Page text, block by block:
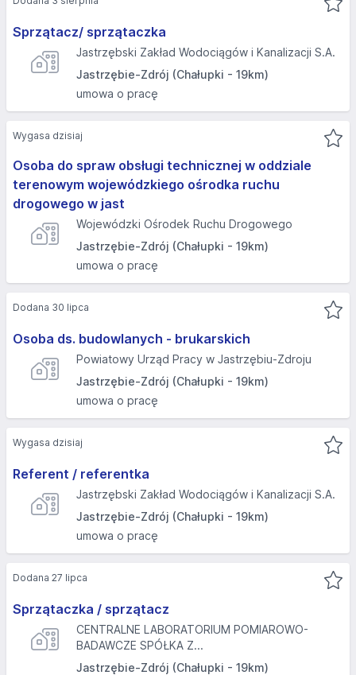
Sprzątacz/ sprzątaczka
Jastrzębski Zakład Wodociągów i Kanalizacji S.A.
Jastrzębie-Zdrój (Chałupki - 19km)
umowa o pracę
Osoba do spraw obsługi technicznej w oddziale
terenowym wojewódzkiego ośrodka ruchu
drogowego w jast
Wojewódzki Ośrodek Ruchu Drogowego
Jastrzębie-Zdrój (Chałupki - 19km)
umowa o pracę
Wygasa dzisiaj
Osoba ds. budowlanych - brukarskich
Powiatowy Urząd Pracy w Jastrzębiu-Zdroju
Jastrzębie-Zdrój (Chałupki - 19km)
umowa o pracę
Dodana 30 lipca
Referent / referentka
Jastrzębski Zakład Wodociągów i Kanalizacji S.A.
Jastrzębie-Zdrój (Chałupki - 19km)
umowa o pracę
Wygasa dzisiaj
Sprzątaczka / sprzątacz
CENTRALNE LABORATORIUM POMIAROWO-
BADAWCZE SPÓŁKA Z...
Jastrzębie-Zdrój (Chałupki - 19km)
Dodana 27 lipca